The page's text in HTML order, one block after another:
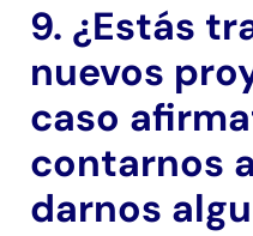
9. ¿Estás
nuevos
caso
contarnos
darnos